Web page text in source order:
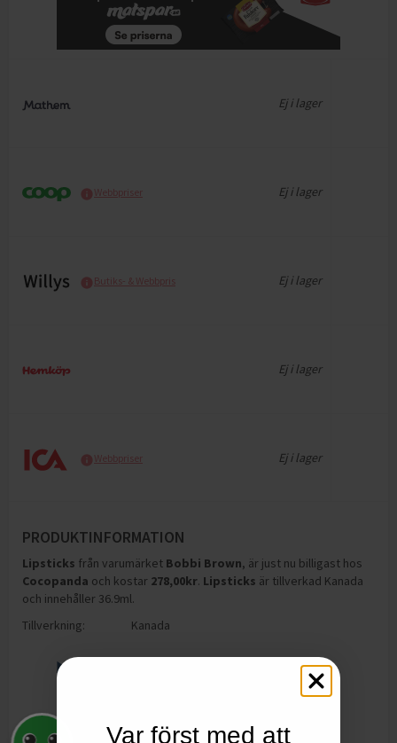
Ej i lager
Webbpriser Ej i lager
Butiks- & Webbpris Ej i lager
Ej i lager
Webbpriser Ej i lager
PRODUKTINFORMATION
Lipsticks från varumärket Bobbi Brown, är just nu billigast hos
Cocopanda och kostar 278,00kr. Lipsticks är tillverkad Kanada
och innehåller 36.9ml.
Tillverkning:
Kanada
Var först med att